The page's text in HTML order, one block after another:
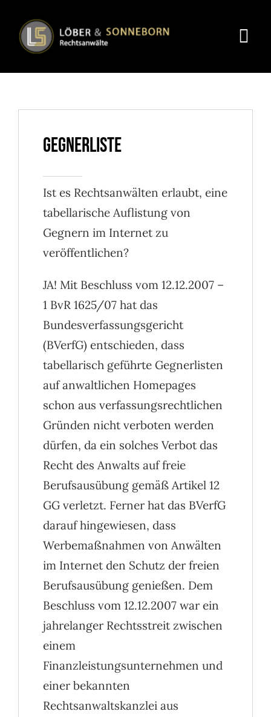
content
Portrait
Gegnerliste
GEGNERLISTE
Ist es Rechtsanwälten erlaubt, eine
tabellarische Auflistung von
Gegnern im Internet zu
veröffentlichen?
JA! Mit Beschluss vom 12.12.2007 –
1 BvR 1625/07 hat das
Bundesverfassungsgericht
(BVerfG) entschieden, dass
tabellarisch geführte Gegnerlisten
auf anwaltlichen Homepages
schon aus verfassungsrechtlichen
Gründen nicht verboten werden
dürfen, da ein solches Verbot das
Recht des Anwalts auf freie
Berufsausübung gemäß Artikel 12
GG verletzt. Ferner hat das BVerfG
darauf hingewiesen, dass
Werbemaßnahmen von Anwälten
im Internet den Schutz der freien
Berufsausübung genießen. Dem
Beschluss vom 12.12.2007 war ein
jahrelanger Rechtsstreit zwischen
einem
Finanzleistungsunternehmen und
einer bekannten
Rechtsanwaltskanzlei aus